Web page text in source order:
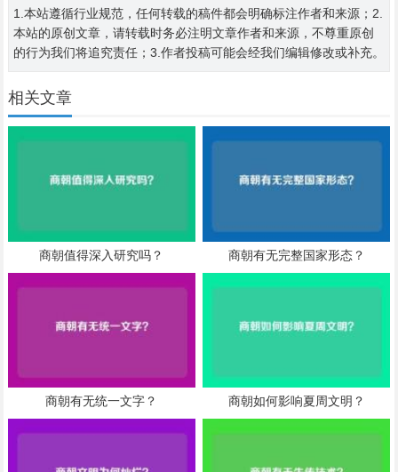
1.本站遵循行业规范，任何转载的稿件都会明确标注作者和来源；2.
本站的原创文章，请转载时务必注明文章作者和来源，不尊重原创
的行为我们将追究责任；3.作者投稿可能会经我们编辑修改或补充。
相关文章
商朝值得深入研究吗？ 商朝有无完整国家形态？
商朝有无统一文字？ 商朝如何影响夏周文明？